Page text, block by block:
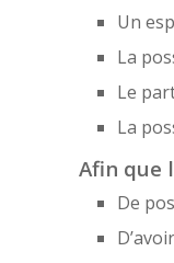
Un
La
Le
La
Afin que
De